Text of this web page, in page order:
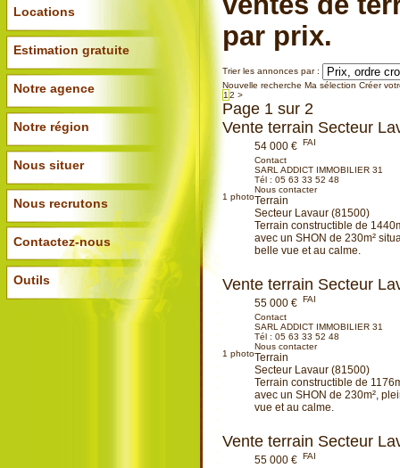
Locations
Estimation gratuite
Notre agence
Notre région
Nous situer
Nous recrutons
Contactez-nous
Outils
par prix.
Trier les annonces par :
Nouvelle recherche Ma sélection Créer
12 >
Page 1 sur 2
Vente terrain Secteur
1 photo
54 000 € FAI
Contact
SARL ADDICT IMMOBILIER 31
Tél : 05 63 33 52 48
Nous contacter
Terrain
Secteur Lavaur (81500)
Terrain constructible de
avec un SHON de 230m²
belle vue et au calme.
Vente terrain Secteur
1 photo
55 000 € FAI
Contact
SARL ADDICT IMMOBILIER 31
Tél : 05 63 33 52 48
Nous contacter
Terrain
Secteur Lavaur (81500)
Terrain constructible de
avec un SHON de 230m²,
vue et au calme.
Vente terrain Secteur
55 000 € FAI